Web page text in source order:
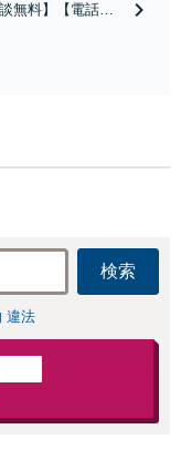
【池袋・東池袋2
無料】【電話相
即日対応可能。
検索
違法